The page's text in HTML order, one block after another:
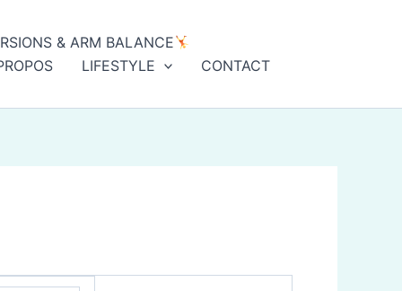
& ARM BALANCE
LIFESTYLE CONTACT